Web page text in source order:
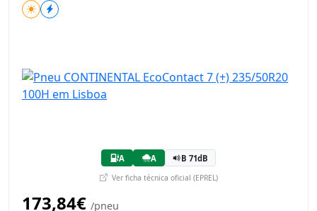
A A B 71dB
Ver ficha técnica oficial (EPREL)
173,84€ /pneu